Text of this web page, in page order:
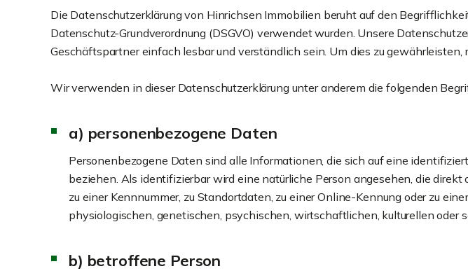
Die Datenschutzerklärung von Hinrichsen Immobilien beruht auf den
Datenschutz-Grundverordnung (DSGVO) verwendet wurden. Unsere
Geschäftspartner einfach lesbar und verständlich sein. Um dies zu
Wir verwenden in dieser Datenschutzerklärung unter anderem die folgenden
a) personenbezogene Daten
Personenbezogene Daten sind alle Informationen, die sich auf eine
beziehen. Als identifizierbar wird eine natürliche Person angesehen, die
zu einer Kennnummer, zu Standortdaten, zu einer Online-Kennung oder zu
physiologischen, genetischen, psychischen, wirtschaftlichen, kulturellen
b) betroffene Person